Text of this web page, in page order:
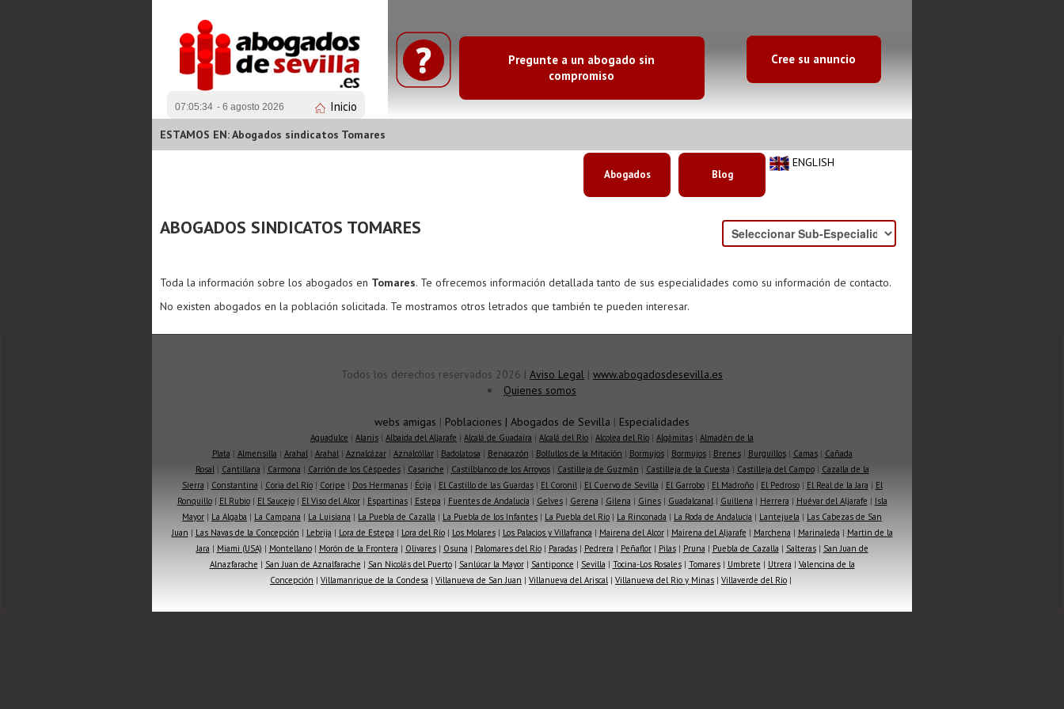
07:05:34 - 6 agosto 2026 Inicio
Pregunte a un abogado sin
compromiso
Cree su anuncio
ESTAMOS EN: Abogados sindicatos Tomares
ENGLISH
Abogados Blog
ABOGADOS SINDICATOS TOMARES
Toda la información sobre los abogados en Tomares. Te ofrecemos información detallada tanto de sus especialidades como su información de contacto.
No existen abogados en la población solicitada. Te mostramos otros letrados que también te pueden interesar.
Todos los derechos reservados 2026 | Aviso Legal | www.abogadosdesevilla.es
Quienes somos
webs amigas | Poblaciones | Abogados de Sevilla | Especialidades
Aguadulce | Alanis | Albaida del Aljarafe | Alcalá de Guadaíra | Alcalá del Río | Alcolea del Río | Algámitas | Almadén de la
Plata | Almensilla | Arahal| Arahal| Aznalcázar| Aznalcóllar| Badolatosa | Benacazón | Bollullos de la Mitación | Bormujos| Bormujos| Brenes| Burguillos| Camas| Cañada
Rosal| Cantillana | Carmona | Carrión de los Céspedes| Casariche | Castilblanco de los Arroyos| Castilleja de Guzmán | Castilleja de la Cuesta | Castilleja del Campo| Cazalla de la
Sierra | Constantina | Coria del Río| Coripe | Dos Hermanas| Écija | El Castillo de las Guardas| El Coronil| El Cuervo de Sevilla | El Garrobo| El Madroño| El Pedroso| El Real de la Jara | El
Ronquillo| El Rubio| El Saucejo| El Viso del Alcor| Espartinas| Estepa | Fuentes de Andalucía | Gelves| Gerena | Gilena | Gines| Guadalcanal| Guillena | Herrera | Huévar del Aljarafe | Isla
Mayor | La Algaba | La Campana | La Luisiana | La Puebla de Cazalla | La Puebla de los Infantes | La Puebla del Río | La Rinconada | La Roda de Andalucía | Lantejuela | Las Cabezas de San
Juan | Las Navas de la Concepción | Lebrija | Lora de Estepa | Lora del Río| Los Molares| Los Palacios y Villafranca | Mairena del Alcor| Mairena del Aljarafe | Marchena | Marinaleda | Martin de la
Jara | Miami (USA) | Montellano| Morón de la Frontera | Olivares| Osuna | Palomares del Río| Paradas| Pedrera | Peñaflor| Pilas| Pruna | Puebla de Cazalla | Salteras| San Juan de
Alnazfarache | San Juan de Aznalfarache | San Nicolás del Puerto| Sanlúcar la Mayor| Santiponce | Sevilla | Tocina-Los Rosales| Tomares| Umbrete | Utrera | Valencina de la
Concepción | Villamanrique de la Condesa | Villanueva de San Juan | Villanueva del Ariscal| Villanueva del Río y Minas | Villaverde del Río |